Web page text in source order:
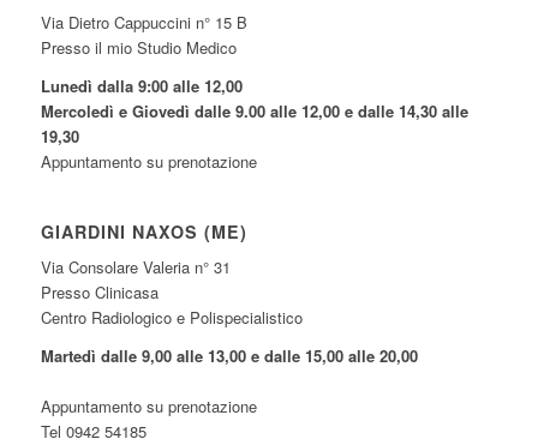
Via Dietro Cappuccini n° 15 B
Presso il mio Studio Medico
Lunedì dalla 9:00 alle 12,00
Mercoledì e Giovedì dalle 9.00 alle 12,00 e dalle 14,30 alle
19,30
Appuntamento su prenotazione
GIARDINI NAXOS (ME)
Via Consolare Valeria n° 31
Presso Clinicasa
Centro Radiologico e Polispecialistico
Martedì dalle 9,00 alle 13,00 e dalle 15,00 alle 20,00
Appuntamento su prenotazione
Tel 0942 54185